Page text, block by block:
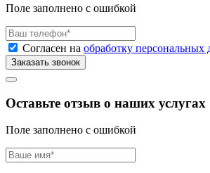
Поле заполнено с ошибкой
Согласен на обработку персональных
Оставьте отзыв о наших услугах
Поле заполнено с ошибкой